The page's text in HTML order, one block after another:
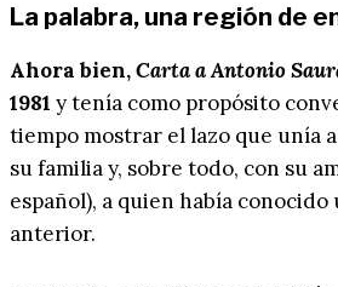
La palabra, una región de
Ahora bien,Carta a Antonio
1981 y tenía como propósito
tiempo mostrar el lazo que unía
su familia y, sobre todo, con su
español), a quien había conocido
anterior.